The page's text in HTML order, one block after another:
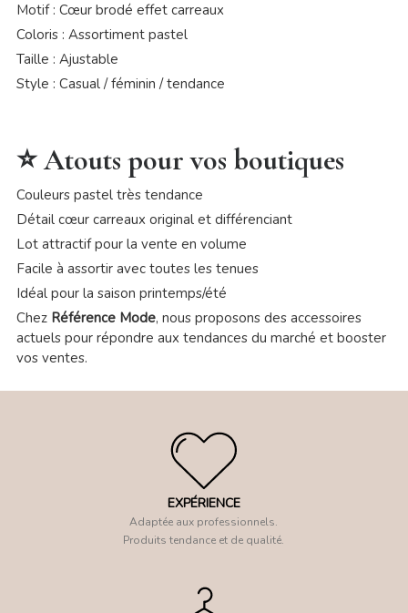
Motif : Cœur brodé effet carreaux
Coloris : Assortiment pastel
Taille : Ajustable
Style : Casual / féminin / tendance
⭐ Atouts pour vos boutiques
Couleurs pastel très tendance
Détail cœur carreaux original et différenciant
Lot attractif pour la vente en volume
Facile à assortir avec toutes les tenues
Idéal pour la saison printemps/été
Chez Référence Mode, nous proposons des accessoires
actuels pour répondre aux tendances du marché et booster
vos ventes.
EXPÉRIENCE
Adaptée aux professionnels.
Produits tendance et de qualité.